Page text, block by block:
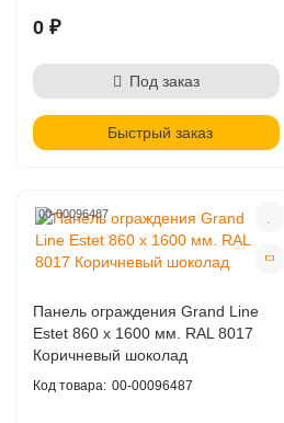
0 ₽
Под заказ
Быстрый заказ
00-00096487
Панель ограждения Grand Line
Estet 860 х 1600 мм. RAL 8017
Коричневый шоколад
00-00096487